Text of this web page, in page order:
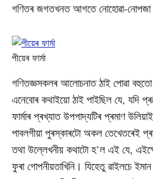
গণিতৰ জগতখনত আগতে নোহোৱা-নোপজা
পীয়েৰ ফাৰ্মা
গণিতজ্ঞসকলৰ আলোচনাত ঠাই পোৱা
এনেবোৰ কথাইয়ো ঠাই পাইছিল যে, যদি
ফাৰ্মাৰ প্ৰখ্যাত উপপাদ্যটিৰ প্ৰমাণ
পাবলগীয়া পুৰস্কাৰটো অকল তেখেতৰেই
তথা উল্লেখনীয় কথাটো হ’ল এই যে,
ফুৰা গোপনীয়তাখিনি। যিহেতু ৱাইলচে